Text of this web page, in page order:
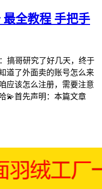
全教程 手把手
搞哥研究了好几天，终于
道了外面卖的账号怎么来
应该怎么注册，需要注意
💫首先声明：本篇文章